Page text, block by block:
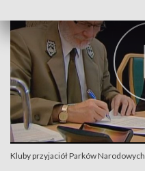
Kluby przyjaciół Parków Narodowych